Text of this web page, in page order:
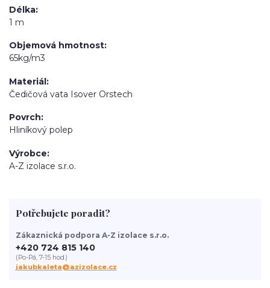
Délka
1 m
Objemová hmotnost
65kg/m3
Materiál
Čedičová vata Isover Orstech
Povrch
Hliníkový polep
Výrobce
A-Z izolace s.r.o.
Potřebujete poradit?
Zákaznická podpora A-Z izolace s.r.o.
+420 724 815 140
(Po-Pá, 7-15 hod.)
jakubkaleta@azizolace.cz